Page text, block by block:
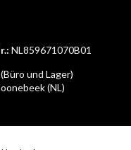
und Lager)
(NL)
NL859671070B01